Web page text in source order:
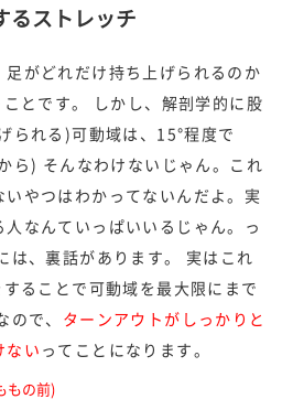
るストレッチ
がどれだけ持ち上げられるのか
とです。 しかし、解剖学的に股
られる)可動域は、15°程度で
ら) そんなわけないじゃん。これ
やつはわかってないんだよ。実
なんていっぱいいるじゃん。っ
は、裏話があります。 実はこれ
ることで可動域を最大限にまで
で、 ターンアウトがしっかりと
ない ってことになります。
もの前)